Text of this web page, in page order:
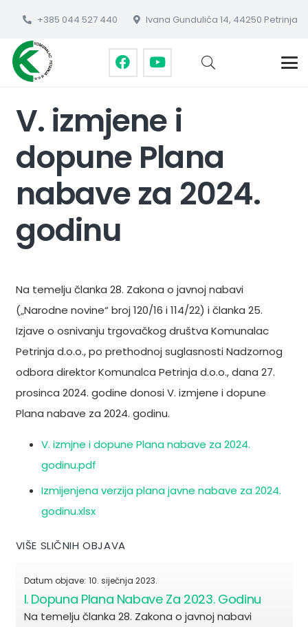
+385 044 527 440 Ivana Gundulića 14, 44250 Petrinja
V. izmjene i
dopune Plana
nabave za 2024.
godinu
Na temelju članka 28. Zakona o javnoj nabavi
(„Narodne novine“ broj 120/16 i 114/22) i članka 25.
Izjave o osnivanju trgovačkog društva Komunalac
Petrinja d.o.o., po prethodnoj suglasnosti Nadzornog
odbora direktor Komunalca Petrinja d.o.o., dana 27.
prosinca 2024. godine donosi V. izmjene i dopune
Plana nabave za 2024. godinu.
V. izmjne i dopune Plana nabave za 2024.
godinu.pdf
Izmijenjena verzija plana javne nabave za 2024.
godinu.xlsx
VIŠE SLIČNIH OBJAVA
Datum objave: 10. siječnja 2023.
I. Dopuna Plana Nabave Za 2023. Godinu
Na temelju članka 28. Zakona o javnoj nabavi